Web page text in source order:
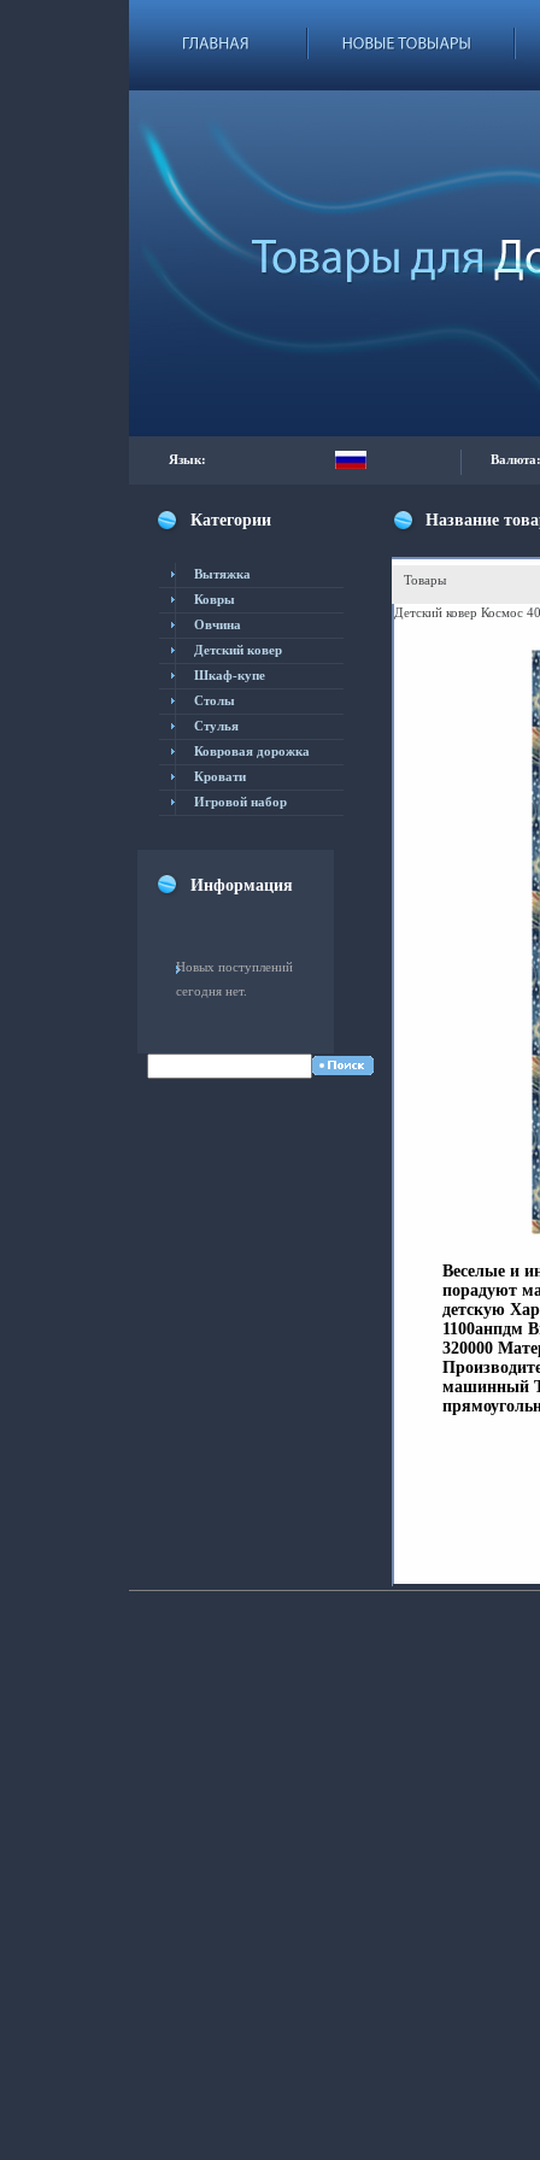
Язык: Валюта:
Категории
Вытяжка
Ковры
Овчина
Детский ковер
Шкаф-купе
Столы
Cтулья
Ковровая дорожка
Кровати
Игровой набор
Информация
Новых поступлений
сегодня нет.
Название
Товары
Детский ковер Космос
Веселые и
порадуют
детскую
1100анпдм
320000
машинный